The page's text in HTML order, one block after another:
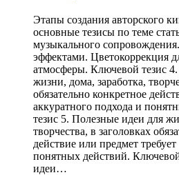
Этапы создания авторского
основные тезисы по теме
музыкального
эффектами. Цветокоррекция
атмосферы. Ключевой тезис
жизни, дома, заработка,
обязательно конкретное
аккуратного подхода и
тезис 5. Полезные идеи для
творчества, в заголовках
действие или предмет
понятных действий.
идеи…